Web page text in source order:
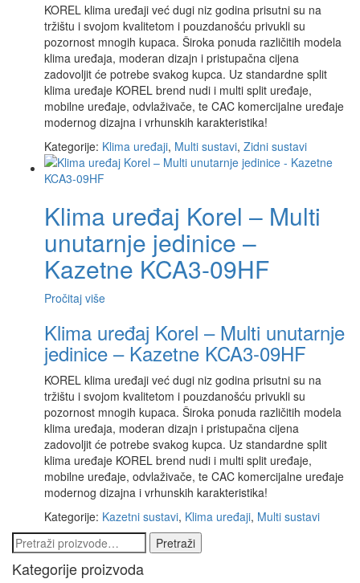
KOREL klima uređaji već dugi niz godina prisutni su na
tržištu i svojom kvalitetom i pouzdanošću privukli su
pozornost mnogih kupaca. Široka ponuda različitih modela
klima uređaja, moderan dizajn i pristupačna cijena
zadovoljit će potrebe svakog kupca. Uz standardne split
klima uređaje KOREL brend nudi i multi split uređaje,
mobilne uređaje, odvlaživače, te CAC komercijalne uređaje
modernog dizajna i vrhunskih karakteristika!
Kategorije: Klima uređaji, Multi sustavi, Zidni sustavi
Klima uređaj Korel – Multi
unutarnje jedinice –
Kazetne KCA3-09HF
Pročitaj više
Klima uređaj Korel – Multi unutarnje
jedinice – Kazetne KCA3-09HF
KOREL klima uređaji već dugi niz godina prisutni su na
tržištu i svojom kvalitetom i pouzdanošću privukli su
pozornost mnogih kupaca. Široka ponuda različitih modela
klima uređaja, moderan dizajn i pristupačna cijena
zadovoljit će potrebe svakog kupca. Uz standardne split
klima uređaje KOREL brend nudi i multi split uređaje,
mobilne uređaje, odvlaživače, te CAC komercijalne uređaje
modernog dizajna i vrhunskih karakteristika!
Kategorije: Kazetni sustavi, Klima uređaji, Multi sustavi
Pretraži:
Pretraži
Kategorije proizvoda